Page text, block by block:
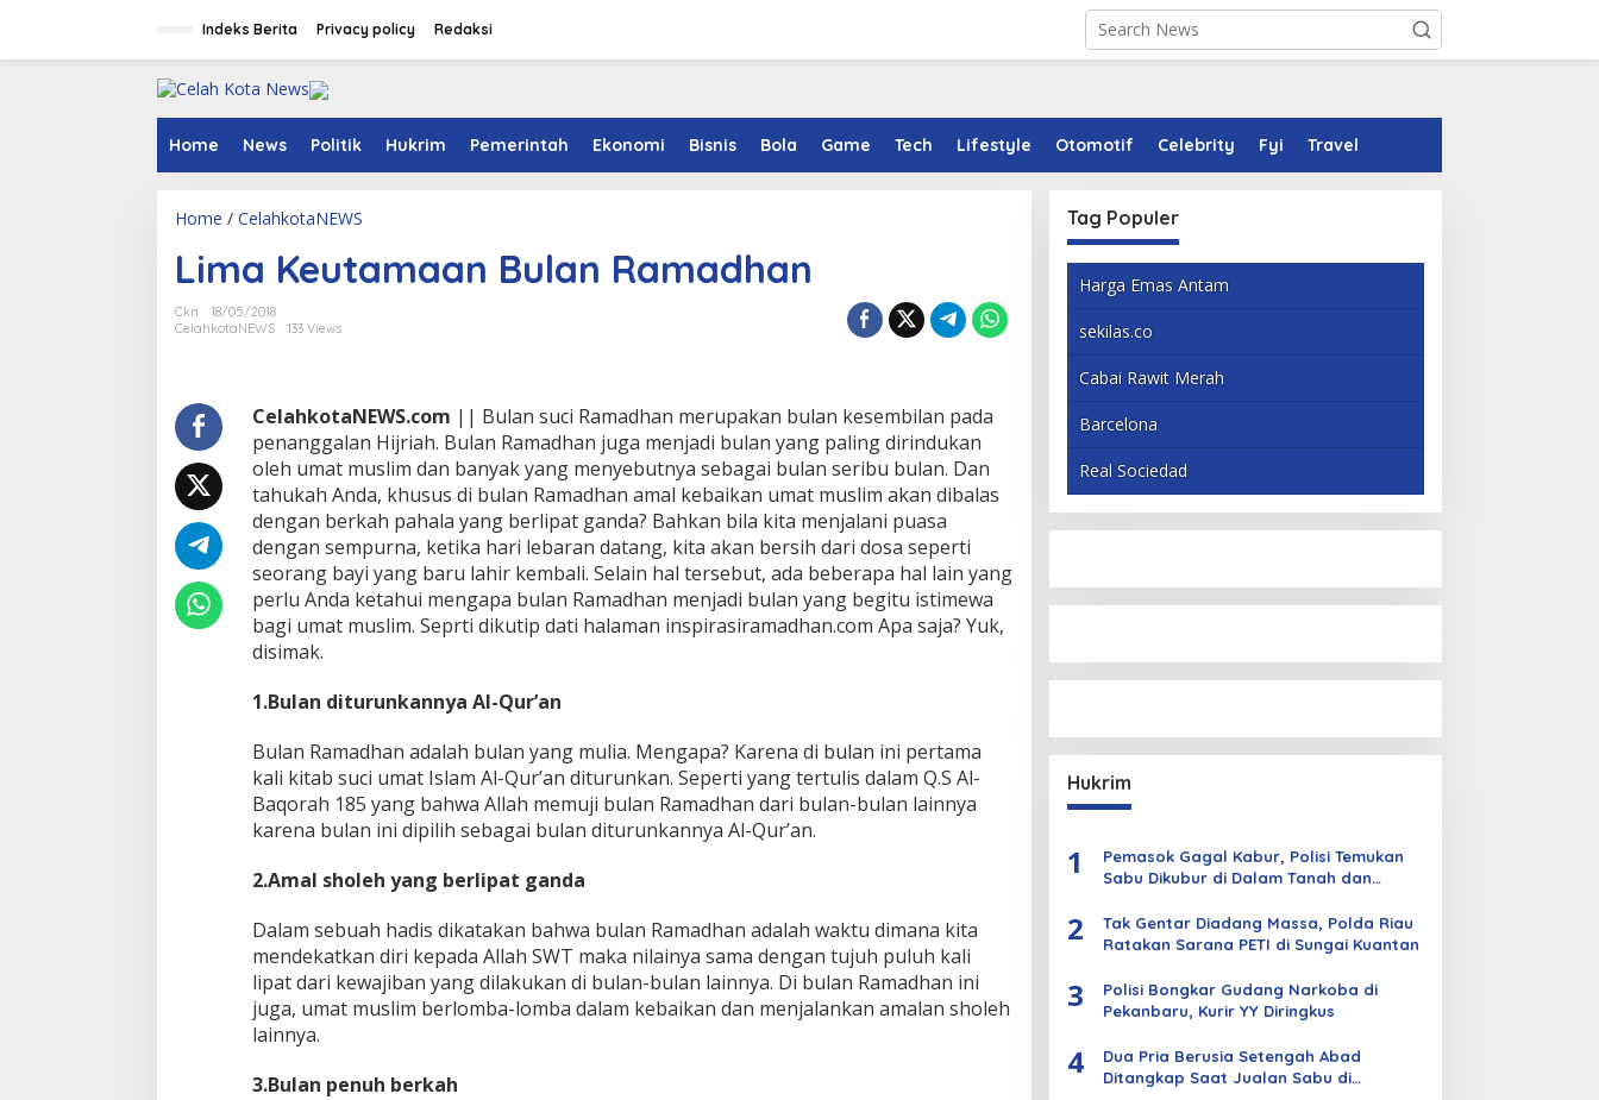
Indeks Berita Privacy policy Redaksi
Home News Politik Hukrim Pemerintah Ekonomi Bisnis Bola Game Tech Lifestyle Otomotif Celebrity Fyi Travel
Home / CelahkotaNEWS
m
a
m
a
n
B
u
l
a
n
R
a
h
n
Lima Keutamaan Bulan Ramadhan
Ckn
18/05/2018
CelahkotaNEWS
133 Views
CelahkotaNEWS.com || Bulan suci Ramadhan merupakan bulan kesembilan pada
penanggalan Hijriah. Bulan Ramadhan juga menjadi bulan yang paling dirindukan
oleh umat muslim dan banyak yang menyebutnya sebagai bulan seribu bulan. Dan
tahukah Anda, khusus di bulan Ramadhan amal kebaikan umat muslim akan dibalas
dengan berkah pahala yang berlipat ganda? Bahkan bila kita menjalani puasa
dengan sempurna, ketika hari lebaran datang, kita akan bersih dari dosa seperti
seorang bayi yang baru lahir kembali. Selain hal tersebut, ada beberapa hal lain yang
perlu Anda ketahui mengapa bulan Ramadhan menjadi bulan yang begitu istimewa
bagi umat muslim. Seprti dikutip dati halaman inspirasiramadhan.com Apa saja? Yuk,
disimak.
1.Bulan diturunkannya Al-Qur’an
Bulan Ramadhan adalah bulan yang mulia. Mengapa? Karena di bulan ini pertama
kali kitab suci umat Islam Al-Qur’an diturunkan. Seperti yang tertulis dalam Q.S Al-
Baqorah 185 yang bahwa Allah memuji bulan Ramadhan dari bulan-bulan lainnya
karena bulan ini dipilih sebagai bulan diturunkannya Al-Qur’an.
2.Amal sholeh yang berlipat ganda
Dalam sebuah hadis dikatakan bahwa bulan Ramadhan adalah waktu dimana kita
mendekatkan diri kepada Allah SWT maka nilainya sama dengan tujuh puluh kali
lipat dari kewajiban yang dilakukan di bulan-bulan lainnya. Di bulan Ramadhan ini
juga, umat muslim berlomba-lomba dalam kebaikan dan menjalankan amalan sholeh
lainnya.
3.Bulan penuh berkah
Tag Populer
Harga Emas Antam
sekilas.co
Cabai Rawit Merah
Barcelona
Real Sociedad
Hukrim
1
Pemasok Gagal Kabur, Polisi Temukan
Sabu Dikubur di Dalam Tanah dan
2
Tak Gentar Diadang Massa, Polda Riau
Ratakan Sarana PETI di Sungai Kuantan
3
Polisi Bongkar Gudang Narkoba di
Pekanbaru, Kurir YY Diringkus
4
Dua Pria Berusia Setengah Abad
Ditangkap Saat Jualan Sabu di